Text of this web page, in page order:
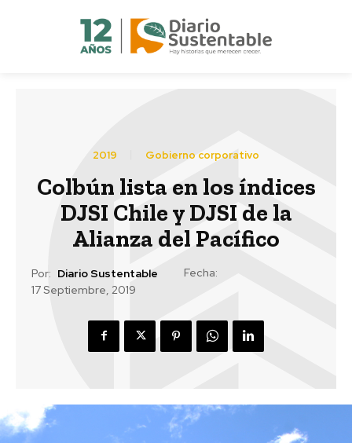
2019 Gobierno corporativo
Colbún lista en los índices
DJSI Chile y DJSI de la
Alianza del Pacífico
Por: Diario Sustentable
Fecha:
17 Septiembre, 2019